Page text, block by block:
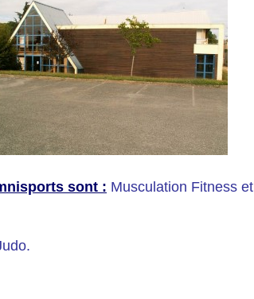
sont : Musculation Fitness et